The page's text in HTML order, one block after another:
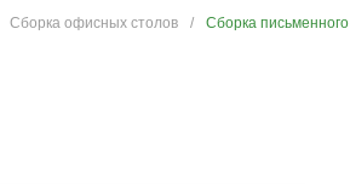
Сборка офисных столов / Сборка